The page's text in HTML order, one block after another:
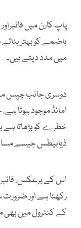
پاپ کارن میں
ہاضمے کو بہتر
میں مدد دیتے ہیں۔
دوسری جانب چپس
امائڈ موجود ہوتا
خطرے کو بڑھاتا ہے
ذیابیطس جیسے
اس کے برعکس، فائبر
رکھتا ہے اور
کے کنٹرول میں بھی